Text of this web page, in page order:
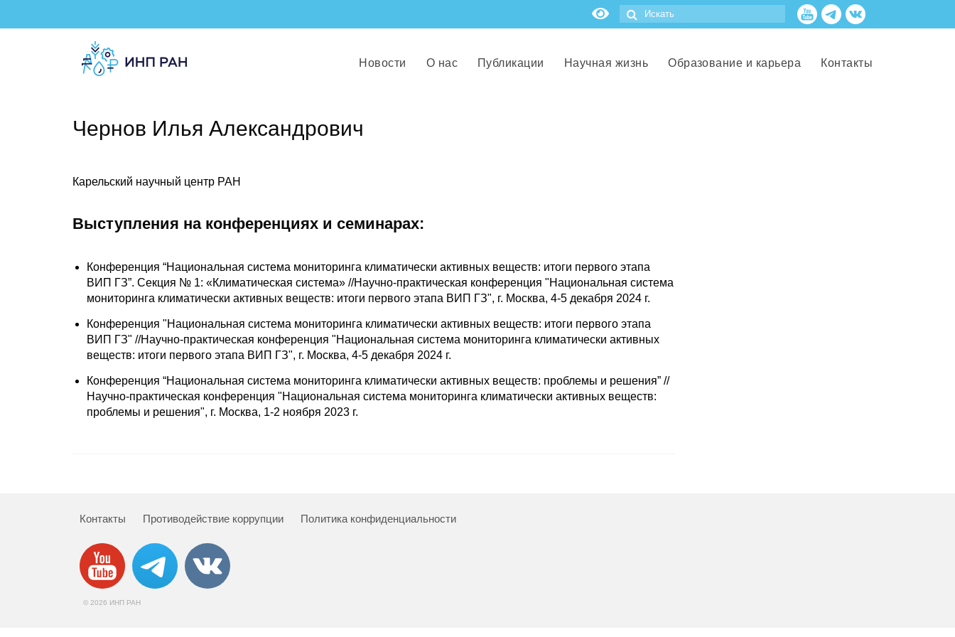
Новости О нас Публикации Научная жизнь Образование и карьера Контакты
Чернов Илья Александрович
Карельский научный центр РАН
Выступления на конференциях и семинарах:
Конференция “Национальная система мониторинга климатически активных веществ: итоги первого этапа
ВИП ГЗ”. Cекция № 1: «Климатическая система» //Научно-практическая конференция "Национальная система
мониторинга климатически активных веществ: итоги первого этапа ВИП ГЗ", г. Москва, 4-5 декабря 2024 г.
Конференция "Национальная система мониторинга климатически активных веществ: итоги первого этапа
ВИП ГЗ" //Научно-практическая конференция "Национальная система мониторинга климатически активных
веществ: итоги первого этапа ВИП ГЗ", г. Москва, 4-5 декабря 2024 г.
Конференция “Национальная система мониторинга климатически активных веществ: проблемы и решения” //
Научно-практическая конференция "Национальная система мониторинга климатически активных веществ:
проблемы и решения", г. Москва, 1-2 ноября 2023 г.
Контакты Противодействие коррупции Политика конфиденциальности
© 2026 ИНП РАН